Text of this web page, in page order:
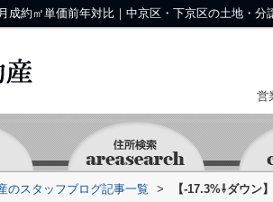
成約㎡単価前年対比｜中京区・下京区の土地・
営
のスタッフブログ記事一覧 >
【-17.3%⇩ダウン